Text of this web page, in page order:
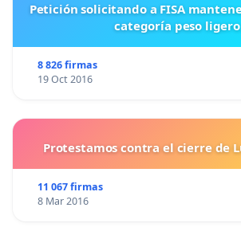
Petición solicitando a FISA mantener el remo de la
categoría peso
8 826 firmas
19 Oct 2016
Protestamos contra el cierre de
11 067 firmas
8 Mar 2016